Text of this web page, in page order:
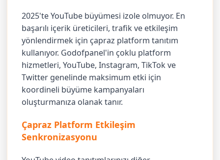
2025'te YouTube büyümesi izole olmuyor. En
başarılı içerik üreticileri, trafik ve etkileşim
yönlendirmek için çapraz platform tanıtım
kullanıyor. Godofpanel'in çoklu platform
hizmetleri, YouTube, Instagram, TikTok ve
Twitter genelinde maksimum etki için
koordineli büyüme kampanyaları
oluşturmanıza olanak tanır.
Çapraz Platform Etkileşim
Senkronizasyonu